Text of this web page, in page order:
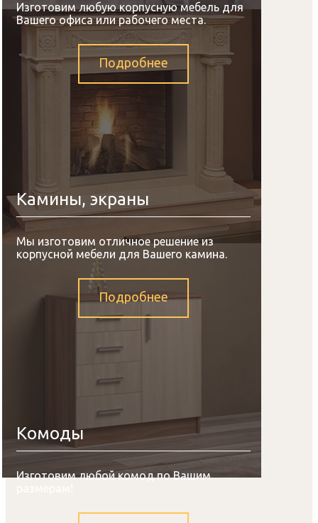
Изготовим любую корпусную мебель для
Вашего офиса или рабочего места.
Подробнее
Камины, экраны
Мы изготовим отличное решение из
корпусной мебели для Вашего камина.
Подробнее
Комоды
Изготовим любой комод по Вашим